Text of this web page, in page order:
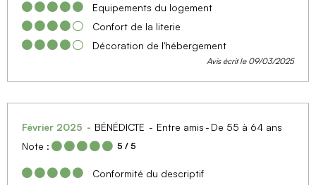
Equipements du logement
Confort de la literie
Décoration de l'hébergement
Avis écrit le 09/03/2025
Février 2025 BÉNÉDICTE Entre amis
De 55 à 64 ans
Note :
5 / 5
Conformité du descriptif